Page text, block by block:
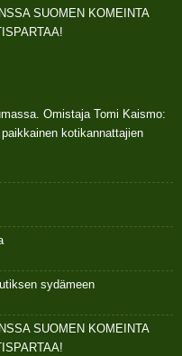
SUOMEN KOMEINTA
Omistaja Tomi Kaismo:
kotikannattajien
sydämeen
SUOMEN KOMEINTA